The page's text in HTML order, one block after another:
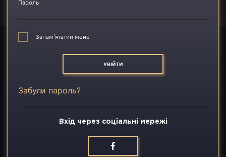
Контакти
Пароль
Запам'ятатии мене
УВІЙТИ
Забули пароль?
Вхід через соціальні мережі